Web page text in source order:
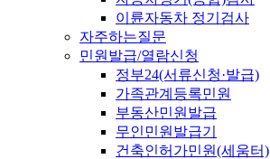
이륜자동차 정기검사
자주하는질문
민원발급/열람신청
정부24(서류신청·발급)
가족관계등록민원
부동산민원발급
무인민원발급기
건축인허가민원(세움터)